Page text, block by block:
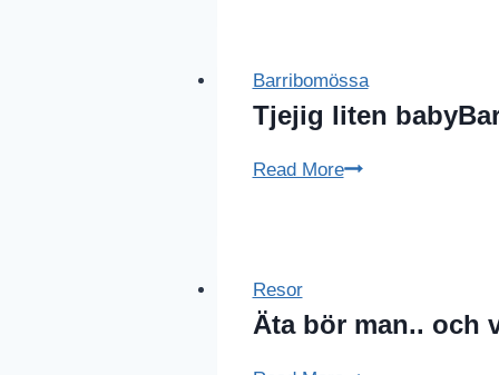
Barribomössa
Tjejig liten
Read MoreTjejig
Resor
Äta bör man.. och